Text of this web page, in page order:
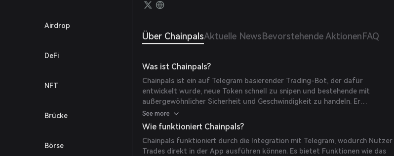
Airdrop
DeFi
NFT
Brücke
Börse
Über ChainpalsAktuelle News Bevorstehende Aktionen FAQ
Was ist Chainpals?
Chainpals ist ein auf Telegram basierender Trading-Bot, der dafür
entwickelt wurde, neue Token schnell zu snipen und bestehende mit
außergewöhnlicher Sicherheit und Geschwindigkeit zu handeln. Er
ermöglicht benutzerdefinierte Handelsstrategien und die Integration von
Text-zu-Handel KI, wodurch mehrere Handelsbedingungen mit einem
einzigen Befehl ausgeführt werden können. Nutzer können basierend auf
Marktkapitalisierung, Preis und Prozentwerten direkt von ihren Telegram-
Konten aus traden, ohne sich mit langsamen DEX-Oberflächen verbinden zu
See more
Wie funktioniert Chainpals?
Chainpals funktioniert durch die Integration mit Telegram, wodurch Nutzer
Trades direkt in der App ausführen können. Es bietet Funktionen wie das